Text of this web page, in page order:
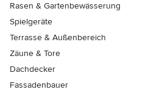
Rasen & Gartenbewässerung
Spielgeräte
Terrasse & Außenbereich
Zäune & Tore
Dachdecker
Fassadenbauer